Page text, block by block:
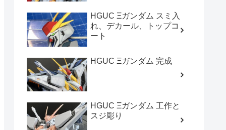
HGUC Ξガンダム スミ入
れ、デカール、トップコ
ート
HGUC Ξガンダム 完成
HGUC Ξガンダム 工作と
スジ彫り